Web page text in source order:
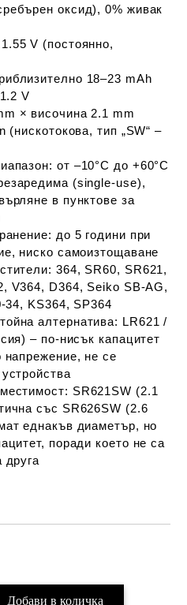
оксид), 0% живак
1.55 V (постоянно,
18–23 mAh
V
× височина 2.1 mm
(нискотокова, тип „SW“ –
от –10°C до +60°C
(single-use),
в пунктове за
до 5 години при
ниско самоизтощаване
364, SR60, SR621,
V364, D364, Seiko SB-AG,
KS364, SP364
алтернатива: LR621 /
– по-нисък капацитет
напрежение, не се
SR621SW (2.1
със SR626SW (2.6
еднакъв диаметър, но
поради което не са
друга